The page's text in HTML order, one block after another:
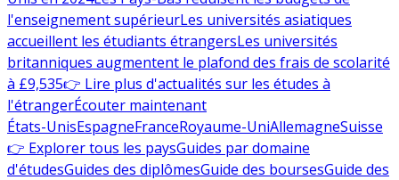
l'enseignement supérieurLes universités asiatiques
accueillent les étudiants étrangersLes universités
britanniques augmentent le plafond des frais de scolarité
à £9,535👉 Lire plus d'actualités sur les études à
l'étrangerÉcouter maintenant
États-UnisEspagneFranceRoyaume-UniAllemagneSuisse
👉 Explorer tous les paysGuides par domaine
d'étudesGuides des diplômesGuide des boursesGuide des